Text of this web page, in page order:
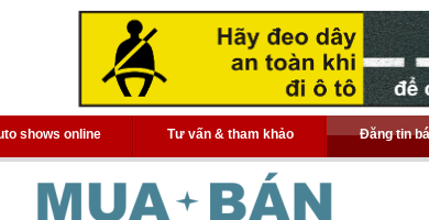
shows online Tư vấn & tham khảo Đăng tin